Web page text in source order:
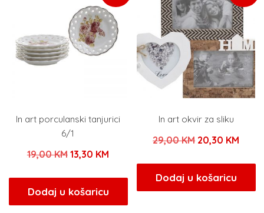
In art porculanski tanjurici
6/1
19,00KM Izvorna
bila
je:
13,30 KMTrenutna
je:
13,30 KM.
Dodaj u košaricu
In art okvir za sliku
29,00KM Izvorna
bila
je:
20,30 KM
Dodaj u košaricu